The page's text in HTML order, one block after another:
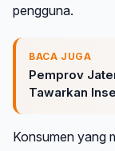
pengguna.
BACA JUGA
Pemprov
Tawarkan
Konsumen yang